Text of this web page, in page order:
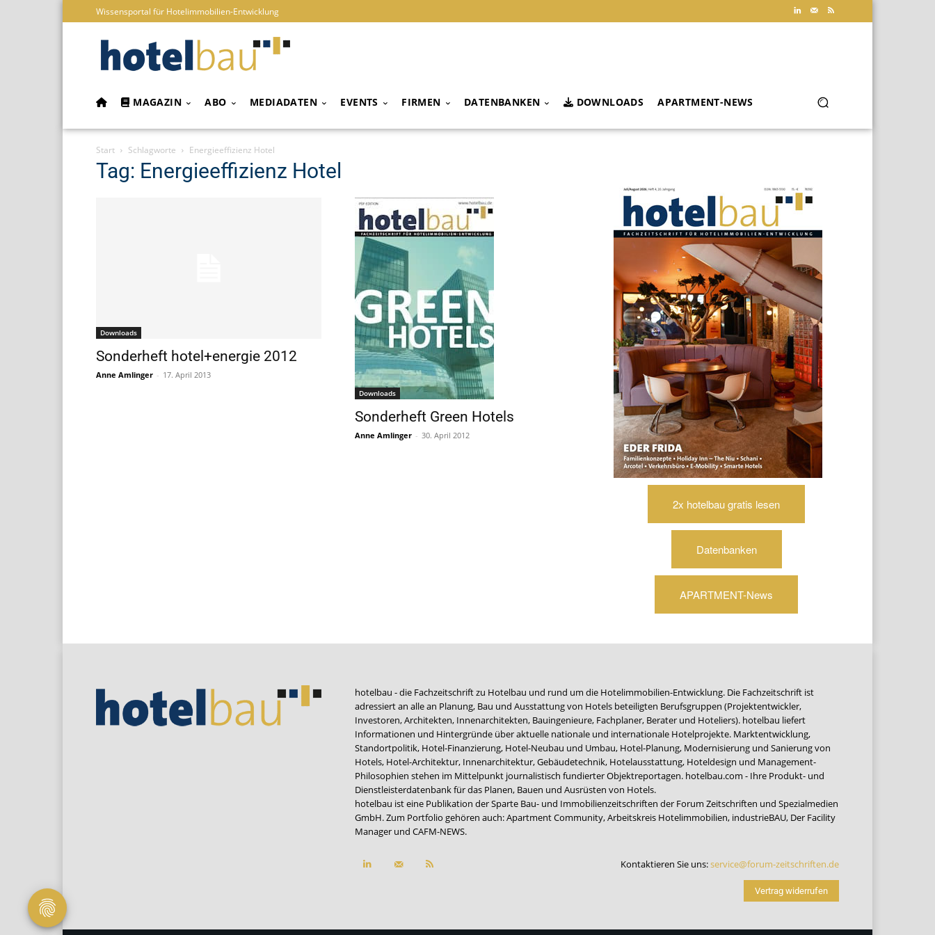
Wissensportal für Hotelimmobilien-Entwicklung
MAGAZIN ABO MEDIADATEN EVENTS FIRMEN DATENBANKEN DOWNLOADS APARTMENT-NEWS
Start Schlagworte Energieeffizienz Hotel
Tag: Energieeffizienz Hotel
Downloads
Sonderheft hotel+energie 2012
Anne Amlinger - 17. April 2013
Downloads
Sonderheft Green Hotels
Anne Amlinger - 30. April 2012
2x hotelbau gratis lesen
Datenbanken
APARTMENT-News
hotelbau - die Fachzeitschrift zu Hotelbau und rund um die Hotelimmobilien-Entwicklung. Die Fachzeitschrift ist
adressiert an alle an Planung, Bau und Ausstattung von Hotels beteiligten Berufsgruppen (Projektentwickler,
Investoren, Architekten, Innenarchitekten, Bauingenieure, Fachplaner, Berater und Hoteliers). hotelbau liefert
Informationen und Hintergründe über aktuelle nationale und internationale Hotelprojekte. Marktentwicklung,
Standortpolitik, Hotel-Finanzierung, Hotel-Neubau und Umbau, Hotel-Planung, Modernisierung und Sanierung von
Hotels, Hotel-Architektur, Innenarchitektur, Gebäudetechnik, Hotelausstattung, Hoteldesign und Management-
Philosophien stehen im Mittelpunkt journalistisch fundierter Objektreportagen. hotelbau.com - Ihre Produkt- und
Dienstleisterdatenbank für das Planen, Bauen und Ausrüsten von Hotels.
hotelbau ist eine Publikation der Sparte Bau- und Immobilienzeitschriften der Forum Zeitschriften und Spezialmedien
GmbH. Zum Portfolio gehören auch:Apartment Community,Arbeitskreis Hotelimmobilien, industrieBAU, Der Facility
Manager und CAFM-NEWS.
Kontaktieren Sie uns:service@forum-zeitschriften.de
Vertrag widerrufen